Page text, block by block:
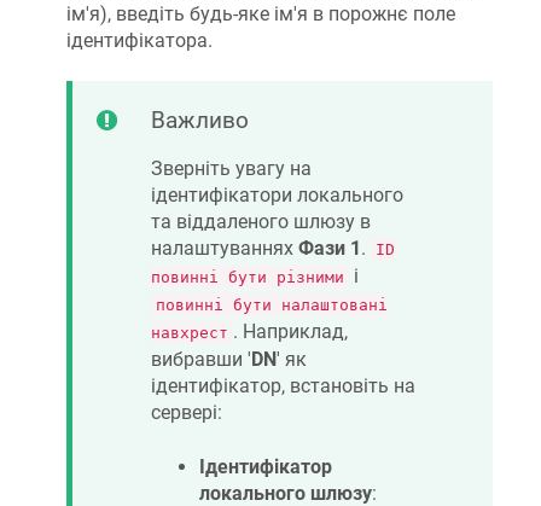
ім'я), введіть будь-яке ім'я в порожнє поле
ідентифікатора.
Важливо
Зверніть увагу на
ідентифікатори локального
та віддаленого шлюзу в
налаштуваннях Фази 1 .
ID
повинні бути різними
і
повинні бути налаштовані
навхрест . Наприклад,
вибравши ' DN' як
ідентифікатор, встановіть на
сервері:
Ідентифікатор
локального шлюзу: